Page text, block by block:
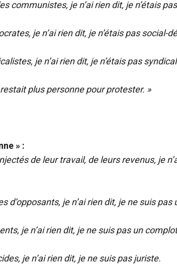
communistes, je n’ai rien dit, je n’étais
je n’ai rien dit, je n’étais pas social-
je n’ai rien dit, je n’étais pas
plus personne pour protester. »
» :
de leur travail, de leurs revenus, je
d’opposants, je n’ai rien dit, je ne suis pas
je n’ai rien dit, je ne suis pas un
je n’ai rien dit, je ne suis pas juriste.